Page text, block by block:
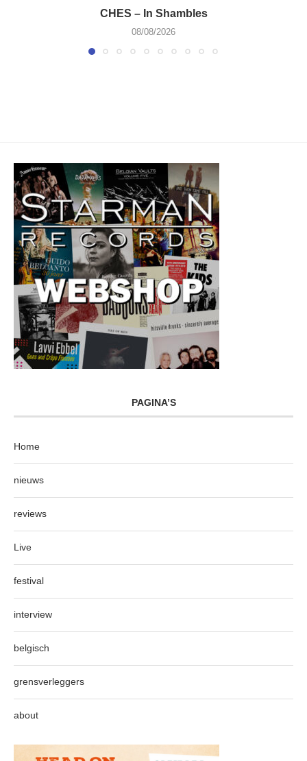
CHES – In Shambles
08/08/2026
PAGINA’S
Home
nieuws
reviews
Live
festival
interview
belgisch
grensverleggers
about